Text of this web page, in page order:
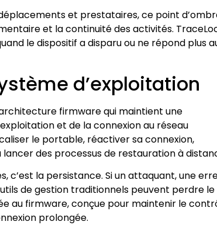
et prestataires, ce point
et la continuité des activités.
le dispositif a disparu ou ne répond plus
d’exploitation
firmware qui maintient une
et de la connexion au réseau
le portable, réactiver sa connexion,
des processus de restauration à
c’est la persistance. Si un attaquant, une
de gestion traditionnels peuvent perdre le
au firmware, conçue pour maintenir le
prolongée.